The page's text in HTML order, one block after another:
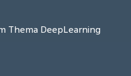
Thema DeepLearning